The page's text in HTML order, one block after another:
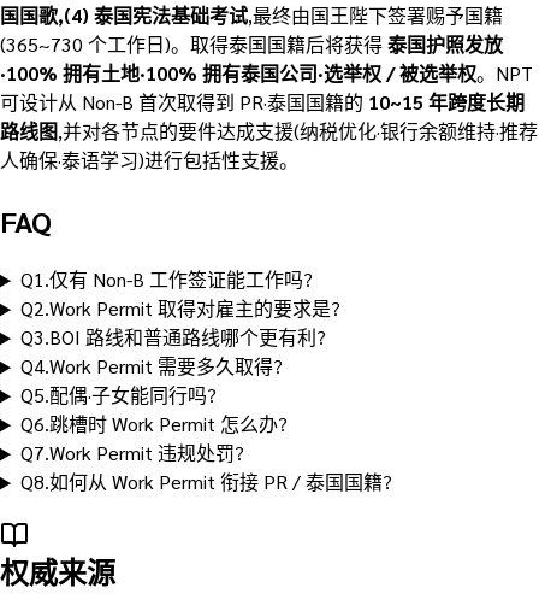
国国歌,(4) 泰国宪法基础考试,最终由国王陛下签署赐予国籍
(365~730 个工作日)。取得泰国国籍后将获得泰国护照发放
·100% 拥有土地·100% 拥有泰国公司·选举权 / 被选举权。NPT
可设计从 Non-B 首次取得到 PR·泰国国籍的 10~15 年跨度长期
路线图,并对各节点的要件达成支援(纳税优化·银行余额维持·推荐
人确保·泰语学习)进行包括性支援。
FAQ
Q1.仅有 Non-B 工作签证能工作吗?
Q2.Work Permit 取得对雇主的要求是?
Q3.BOI 路线和普通路线哪个更有利?
Q4.Work Permit 需要多久取得?
Q5.配偶·子女能同行吗?
Q6.跳槽时 Work Permit 怎么办?
Q7.Work Permit 违规处罚?
Q8.如何从 Work Permit 衔接 PR / 泰国国籍?
权威来源